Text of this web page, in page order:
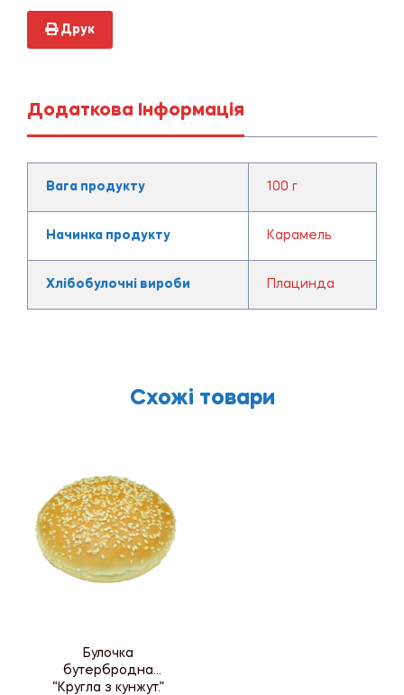
Друк
Додаткова Інформація
Вага продукту 100 г
Начинка продукту Карамель
Хлібобулочні вироби Плацинда
Схожі товари
Булочка
бутербродна
“Кругла з кунжут.”